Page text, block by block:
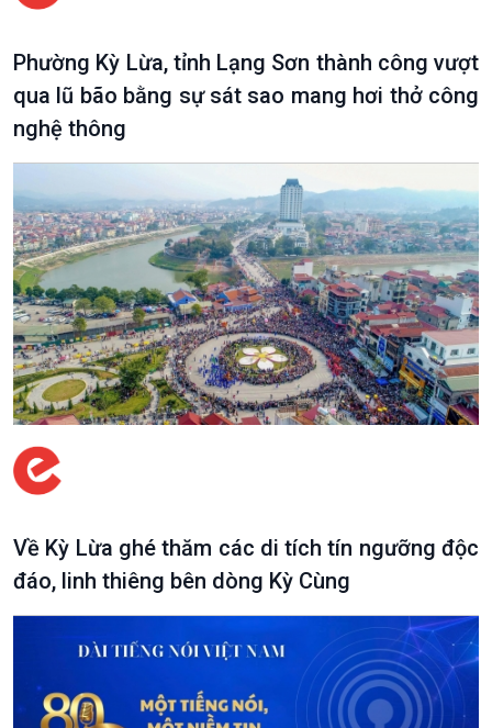
Podcast
10 phút Sự kiện - Luận bàn
Câu chuyện thời sự
Dòng chảy sự kiện
Đối thoại
Diễn đàn chủ nhật
Chuyện đêm
Phường Kỳ Lừa, tỉnh Lạng Sơn thành công vượt
qua lũ bão bằng sự sát sao mang hơi thở công
nghệ thông
Về Kỳ Lừa ghé thăm các di tích tín ngưỡng độc
đáo, linh thiêng bên dòng Kỳ Cùng